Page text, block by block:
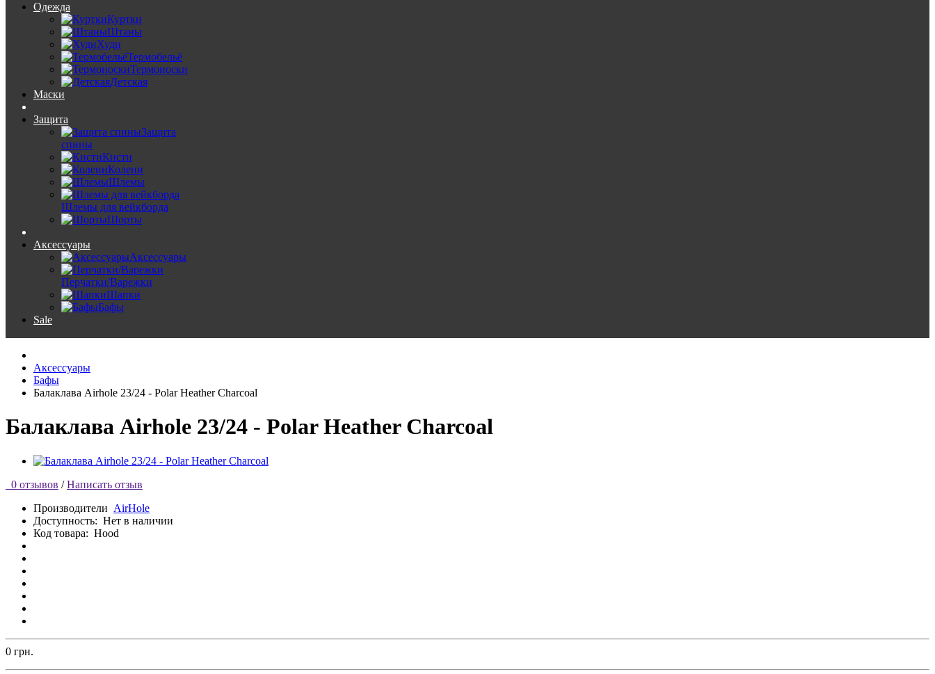
Одежда
Куртки
Штаны
Худи
Термобельё
Термоноски
Детская
Маски
Защита
Защита
спины
Кисти
Колени
Шлемы
Шлемы для вейкборда
Шорты
Аксессуары
Аксессуары
Перчатки/Варежки
Шапки
Бафы
Sale
Аксессуары
Бафы
Балаклава Airhole 23/24 - Polar Heather Charcoal
Балаклава Airhole 23/24 - Polar Heather Charcoal
0 отзывов / Написать отзыв
Производители AirHole
Доступность: Нет в наличии
Код товара: Hood
0 грн.